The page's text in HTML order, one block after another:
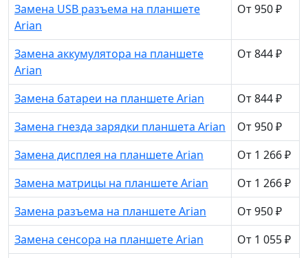
Замена USB разъема на планшете
Arian
От 950 ₽
Замена аккумулятора на планшете
Arian
От 844 ₽
Замена батареи на планшете Arian
От 844 ₽
Замена гнезда зарядки планшета Arian
От 950 ₽
Замена дисплея на планшете Arian
От 1 266 ₽
Замена матрицы на планшете Arian
От 1 266 ₽
Замена разъема на планшете Arian
От 950 ₽
Замена сенсора на планшете Arian
От 1 055 ₽